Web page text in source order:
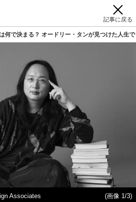
記事に戻る
何で決まる？ オードリー・タンが見つけた人生
Associates (画像 1/3)